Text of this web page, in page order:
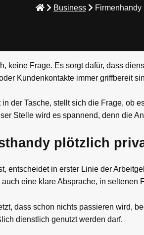
Business
keine Frage. Es sorgt dafür, dass
Kundenkontakte immer griffbereit
der Tasche, stellt sich die Frage, ob
Stelle wird es spannend, denn die
plötzlich
entscheidet in erster Linie der
eine klare Absprache, in
dass schon nichts passieren wird,
dienstlich genutzt werden darf.